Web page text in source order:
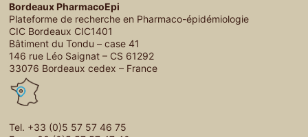
Bordeaux PharmacoEpi
Plateforme de recherche en Pharmaco-épidémiologie
CIC Bordeaux CIC1401
Bâtiment du Tondu – case 41
146 rue Léo Saignat – CS 61292
33076 Bordeaux cedex – France
Tel. +33 (0)5 57 57 46 75